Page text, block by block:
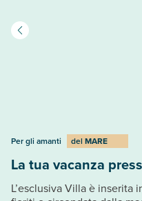
Per gli amanti del MARE
La tua vacanza
L’esclusiva Villa è